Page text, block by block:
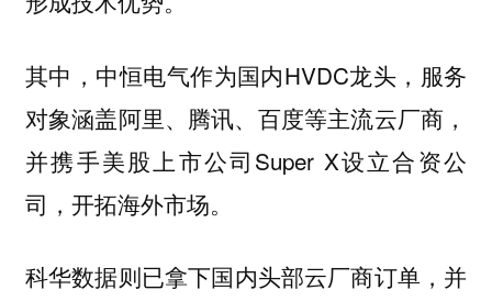
其中， 中恒电气作为国内HVDC龙头，服务
对象涵盖阿里、腾讯、百度等主流云厂商，
并携手美股上市公司Super X设立合资公
司，开拓海外市场。
科华数据则已拿下国内头部云厂商订单，并